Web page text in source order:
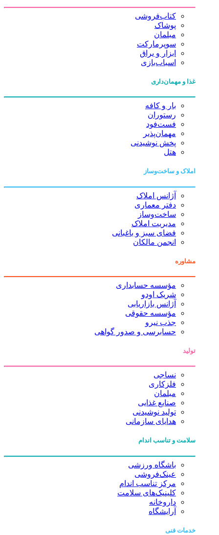
کتاب‌فروشی
پوشاک
مبلمان
سوپرمارکت
ابزار و یراق
اسباب‌بازی
غذا و مهمان‌داری
بار و کافه
رستوران
فست‌فود
مهمان‌پذیر
پخش نوشیدنی
هتل
املاک و ساخت‌وساز
آژانس املاک
دفتر معماری
ساخت‌وساز
مدیریت املاک
فضای سبز و باغبانی
انجمن مالکان
مشاوره
مؤسسه حسابداری
شریک اودو
آژانس بازاریابی
مؤسسه حقوقی
جذب نیرو
حسابرسی و صدور گواهی
تولید
نساجی
فلزکاری
مبلمان
صنایع غذایی
تولید نوشیدنی
هدایای سازمانی
سلامت و تناسب اندام
باشگاه ورزشی
عینک‌فروشی
مرکز تناسب اندام
کلینیک‌های سلامت
داروخانه
آرایشگاه
خدمات فنی